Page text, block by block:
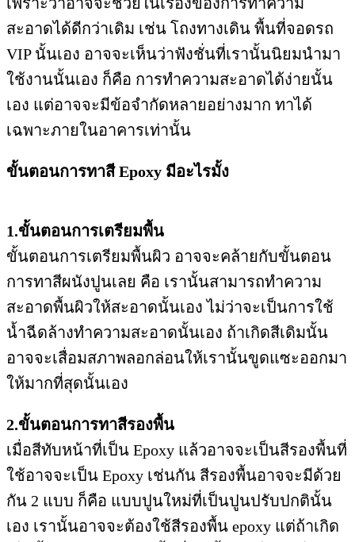
เพราะว่าอาจจะช่วยในเรื่องของการทำความ
สะอาดได้ดีกว่าเดิม เช่น โถงทางเดิน พื้นที่จอดรถ
VIP นั้นเอง อาจจะเห็นว่าฟังชั่นที่เรานั้นนิยมนำมา
ใช้งานนั้นเอง ก็คือ การทำความสะอาดได้ง่ายนั้น
เอง แต่อาจจะมีข้อจำกัดหลายอย่างมาก ทาได้
เฉพาะภายในอาคารเท่านั้น
ขั้นตอนการทาสี Epoxy มีอะไรมั้ง
1.ขั้นตอนการเตรียมพื้น
ขั้นตอนการเตรียมพื้นผิว อาจจะคล้ายกับขั้นตอน
การทาสีผนังปูนเลย คือ เรานั้นสามารถทำความ
สะอาดพื้นผิวให้สะอาดนั้นเอง ไม่ว่าจะเป็นการใช้
น้ำฉีดล้างทำความสะอาดนั้นเอง ถ้าเกิดสีเดิมนั้น
อาจจะเสื่อมสภาพลอกล่อนให้เรานั้นขูดแซะออกมา
ให้มากที่สุดนั้นเอง
2.ขั้นตอนการทาสีรองพื้น
เมื่อสีทับหน้าที่เป็น Epoxy แล้วอาจจะเป็นสีรองพื้นที่
ใช้อาจจะเป็น Epoxy เช่นกัน สีรองพื้นอาจจะมีด้วย
กัน 2 แบบ ก็คือ แบบปูนใหม่ที่เป็นปูนปรับปกตินั้น
เอง เรานั้นอาจจะต้องใช้สีรองพื้น epoxy แต่ถ้าเกิด